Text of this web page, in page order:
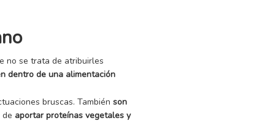
no se trata de atribuirles
dentro de una alimentación
bruscas. Tambiénson
aportar proteínas vegetales y